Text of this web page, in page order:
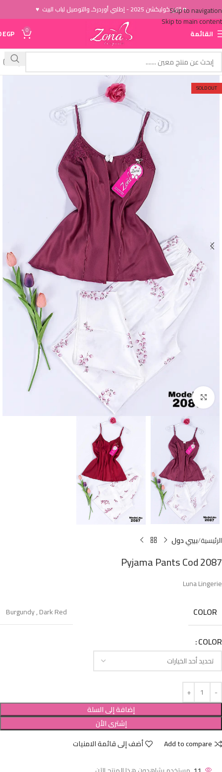
Skip to navigation
Skip to main content
♥ الاَن كوليكشن 2025 - إطلبي أوردركـ والتوصيل لباب البيت ♥
القائمة 0
EGP
SOLD OUT
Click to enlarge
الرئيسية بيبي دول
Pyjama Pants Cod 2087
Luna Lingerie
COLOR
Burgundy,Dark Red
COLOR
إضافة إلى السلة
إشترى الأن
Add to compare
أضف إلى قائمة الامنيات